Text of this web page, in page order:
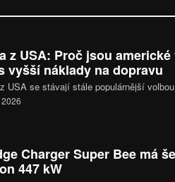
z USA: Proč jsou
vyšší náklady na dopravu
USA se stávají stále populárnější
Charger Super Bee má
447 kW